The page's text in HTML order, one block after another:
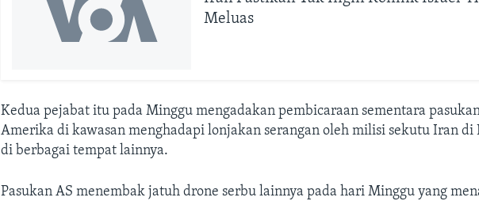
Meluas
Kedua pejabat itu pada Minggu mengadakan pembicaraan sementara
Amerika di kawasan menghadapi lonjakan serangan oleh milisi sekutu Iran di
di berbagai tempat lainnya.
Pasukan AS menembak jatuh drone serbu lainnya pada hari Minggu yang